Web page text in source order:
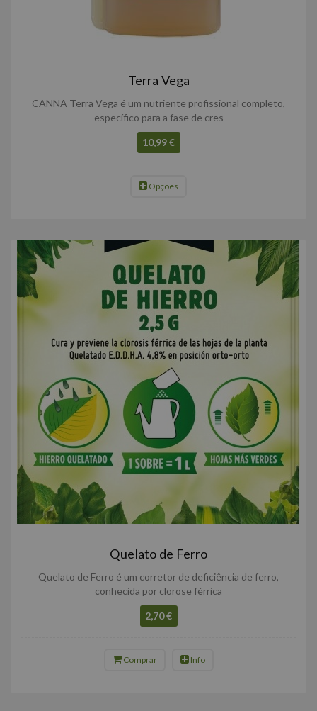
Terra Vega
CANNA Terra Vega é um nutriente profissional completo,
específico para a fase de cres
10,99 €
Opções
Quelato de Ferro
Quelato de Ferro é um corretor de deficiência de ferro,
conhecida por clorose férrica
2,70 €
Comprar Info